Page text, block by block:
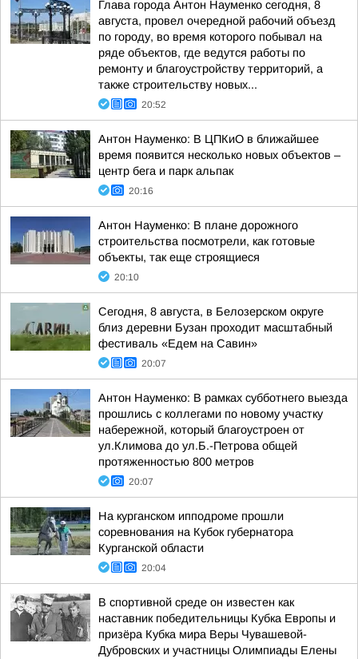
Глава города Антон Науменко сегодня, 8
августа, провел очередной рабочий объезд
по городу, во время которого побывал на
ряде объектов, где ведутся работы по
ремонту и благоустройству территорий, а
также строительству новых...
20:52
Антон Науменко: В ЦПКиО в ближайшее
время появится несколько новых объектов –
центр бега и парк альпак
20:16
Антон Науменко: В плане дорожного
строительства посмотрели, как готовые
объекты, так еще строящиеся
20:10
Сегодня, 8 августа, в Белозерском округе
близ деревни Бузан проходит масштабный
фестиваль «Едем на Савин»
20:07
Антон Науменко: В рамках субботнего выезда
прошлись с коллегами по новому участку
набережной, который благоустроен от
ул.Климова до ул.Б.-Петрова общей
протяженностью 800 метров
20:07
На курганском ипподроме прошли
соревнования на Кубок губернатора
Курганской области
20:04
В спортивной среде он известен как
наставник победительницы Кубка Европы и
призёра Кубка мира Веры Чувашевой-
Дубровских и участницы Олимпиады Елены